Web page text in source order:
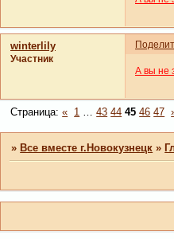
winterlily
Участник
А вы не
Страница:« 1 43 44 45 46 47
»Все вместе г.Новокузнецк »